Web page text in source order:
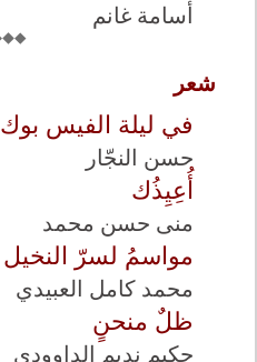
أسامة غانم
شعر
في ليلة الفيس بوك
حسن النجّار
أُعِيِذُك
منى حسن محمد
مواسمُ لسرّ النخيل
محمد كامل العبيدي
ظلٌ منحنٍ
حكيم نديم الداوودي